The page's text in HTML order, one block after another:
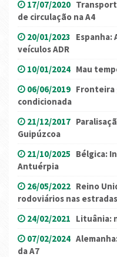
17/07/2020
de circulação na A4
20/01/2023 Espanha:
veículos ADR
10/01/2024 Mau
06/06/2019 Fronteira
condicionada
21/12/2017
Guipúzcoa
21/10/2025 Bélgica:
Antuérpia
26/05/2022 Reino
rodoviários nas
24/02/2021 Lituânia:
07/02/2024
da A7